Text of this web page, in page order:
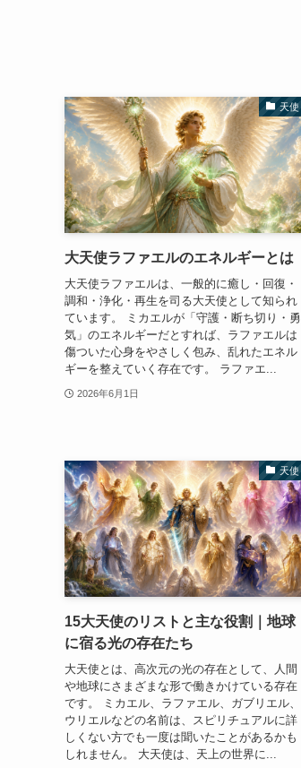
天使
大天使ラファエルのエネルギーとは
大天使ラファエルは、一般的に癒し・回復・
調和・浄化・再生を司る大天使として知られ
ています。 ミカエルが「守護・断ち切り・勇
気」のエネルギーだとすれば、ラファエルは
傷ついた心身をやさしく包み、乱れたエネル
ギーを整えていく存在です。 ラファエ...
2026年6月1日
天使
15大天使のリストと主な役割｜地球
に宿る光の存在たち
大天使とは、高次元の光の存在として、人間
や地球にさまざまな形で働きかけている存在
です。 ミカエル、ラファエル、ガブリエル、
ウリエルなどの名前は、スピリチュアルに詳
しくない方でも一度は聞いたことがあるかも
しれません。 大天使は、天上の世界に...